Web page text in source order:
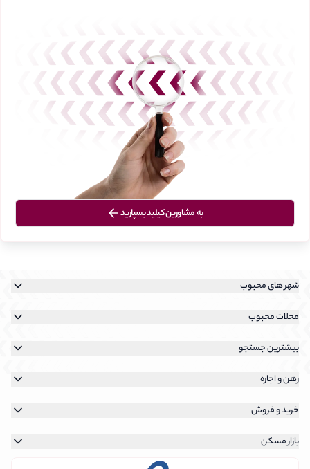
به مشاورین کیلید بسپارید
شهر های محبوب
خرید آپارتمان در تهران
خرید آپارتمان در کیش
خرید آپارتمان در پردیس
محلات محبوب
خرید آپارتمان در نیاوران
خرید آپارتمان در شهرک غرب
خرید آپارتمان در فرمانیه
بیشترین جستجو
رهن و اجاره آپارتمان در نیاوران
رهن و اجاره آپارتمان در شهرک غرب
رهن و اجاره آپارتمان در تهرانپارس
رهن و اجاره
جستجوی رهن و اجاره
جستجوی رهن و اجاره تهران
خرید و فروش
جستجوی خرید ملک
بازار مسکن